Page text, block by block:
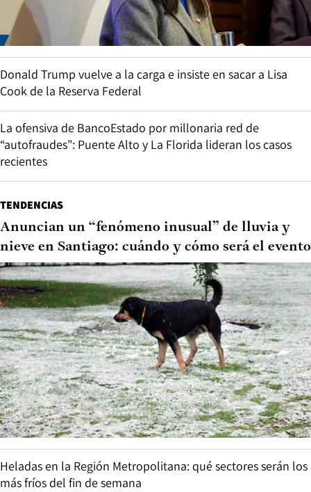
Donald Trump vuelve a la carga e insiste en sacar a Lisa
Cook de la Reserva Federal
La ofensiva de BancoEstado por millonaria red de
“autofraudes”: Puente Alto y La Florida lideran los casos
recientes
TENDENCIAS
Anuncian un “fenómeno inusual” de lluvia y
nieve en Santiago: cuándo y cómo será el evento
Heladas en la Región Metropolitana: qué sectores serán los
más fríos del fin de semana